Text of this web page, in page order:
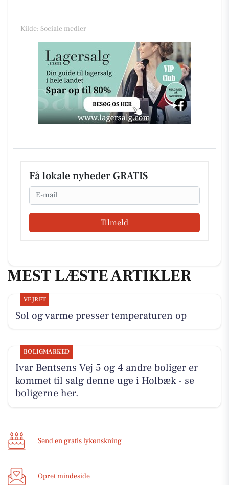
Kilde: Sociale medier
Få lokale nyheder GRATIS
Email
Tilmeld
MEST LÆSTE ARTIKLER
VEJRET
Sol og varme presser temperaturen op
BOLIGMARKED
Ivar Bentsens Vej 5 og 4 andre boliger er
kommet til salg denne uge i Holbæk - se
boligerne her.
Send en gratis lykønskning
Opret mindeside